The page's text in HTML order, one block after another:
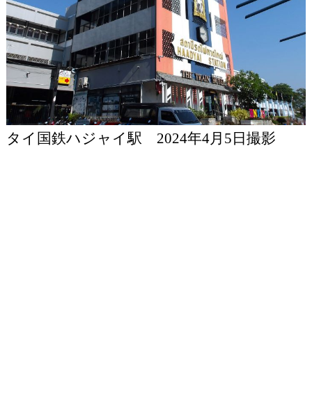
タイ国鉄ハジャイ駅 2024年4月5日撮影